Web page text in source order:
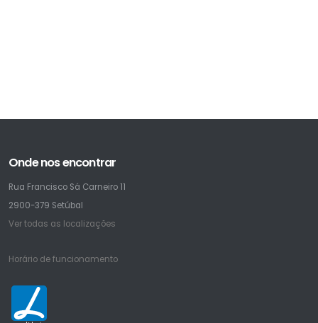
Onde nos encontrar
Rua Francisco Sá Carneiro 11
2900-379 Setúbal
Ver todas as localizações
Horário de funcionamento